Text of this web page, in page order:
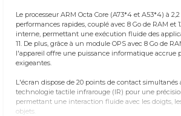
Le processeur ARM Octa Core (A73*4 et A53*4) à
performances rapides, couplé avec 8 Go de RAM et
interne, permettant une exécution fluide des
11. De plus, grâce à un module OPS avec 8 Go de
l'appareil offre une puissance informatique accrue
exigeantes.
L'écran dispose de 20 points de contact simultanés
technologie tactile infrarouge (IR) pour une
permettant une interaction fluide avec les doigts,
objets.